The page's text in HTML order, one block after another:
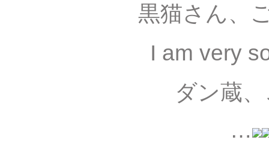
黒猫さん、
I am very
ダン蔵
…